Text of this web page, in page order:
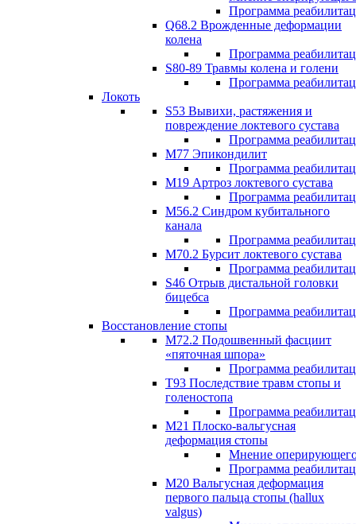
Программа
Q68.2 Врожденные деформации
колена
Программа
S80-89 Травмы колена и голени
Программа
Локоть
S53 Вывихи, растяжения и
повреждение локтевого сустава
Программа
М77 Эпикондилит
Программа
M19 Артроз локтевого сустава
Программа
М56.2 Синдром кубитального
канала
Программа
M70.2 Бурсит локтевого сустава
Программа
S46 Отрыв дистальной головки
бицебса
Программа
Восстановление стопы
М72.2 Подошвенный фасциит
«пяточная шпора»
Программа
Т93 Последствие травм стопы и
голеностопа
Программа
М21 Плоско-вальгусная
деформация стопы
Мнение
Программа
М20 Вальгусная деформация
первого пальца стопы (hallux
valgus)